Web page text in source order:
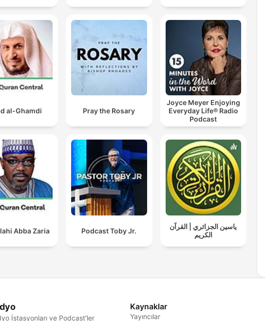
al-Ghamdi Pray the Rosary
Joyce Meyer Enjoying
Everyday Life® Radio
Podcast
Abba Zaria Podcast Toby Jr.
ياسين الجزائري | القرآن
الكريم
İstasyonları ve Podcast'ler
Kaynaklar
Yayıncılar